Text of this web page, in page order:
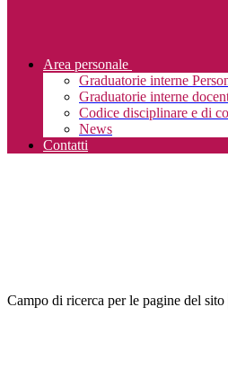
Area personale
Graduatorie interne
Graduatorie interne
Codice disciplinare e di
News
Contatti
Campo di ricerca per le pagine del sito